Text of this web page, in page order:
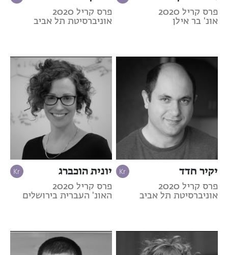
פרס קריל 2020
אונ' בר אילן
פרס קריל 2020
אוניברסיטת תל אביב
יקיר חדד
פרס קריל 2020
אוניברסיטת תל אביב
יונית הוכברג
פרס קריל 2020
האונ' העברית בירושלים